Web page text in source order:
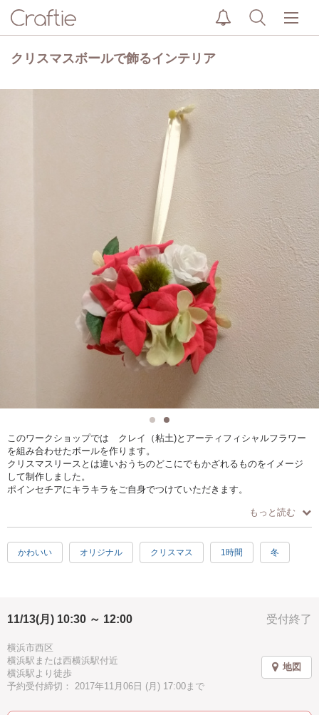
クリスマスボールで飾るインテリア
このワークショップでは クレイ（粘土)とアーティフィシャルフラワー
を組み合わせたボールを作ります。
クリスマスリースとは違いおうちのどこにでもかざれるものをイメージ
して制作しました。
ポインセチアにキラキラをご自身でつけていただきます。
もっと読む
かわいい オリジナル クリスマス 1時間 冬
受付終了
11/13(月) 10:30 ～ 12:00
横浜市西区
横浜駅または西横浜駅付近
横浜駅より徒歩
予約受付締切： 2017年11月06日 (月) 17:00まで
地図